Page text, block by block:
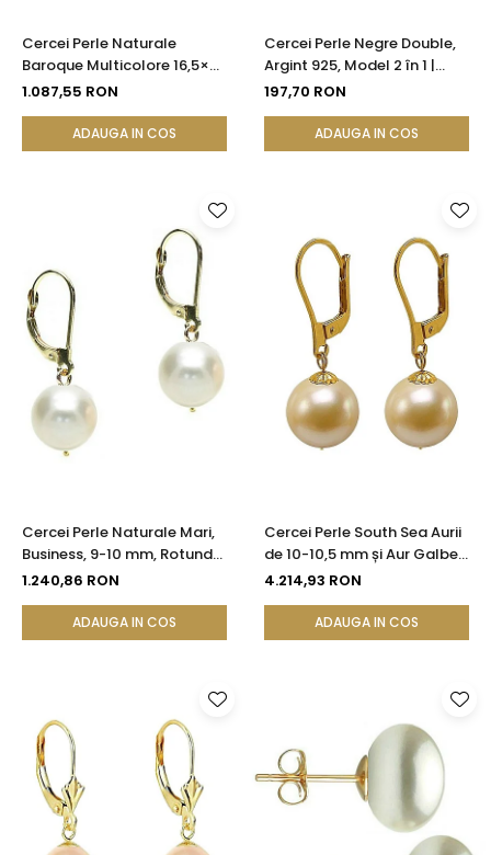
Cercei Perle Naturale
Baroque Multicolore 16,5×25
mm, Aur 14K (aur 585),
1.087,55 RON
ADAUGA IN COS
Cercei Perle Negre Double,
Argint 925, Model 2 în 1 |
KASKADDA®
197,70 RON
ADAUGA IN COS
Cercei Perle Naturale Mari,
Business, 9-10 mm, Rotunde
AAA, Aur 14K (aur 585) |
1.240,86 RON
ADAUGA IN COS
Cercei Perle South Sea Aurii
de 10-10,5 mm și Aur Galben
14K, Forma Rotundă |
4.214,93 RON
ADAUGA IN COS